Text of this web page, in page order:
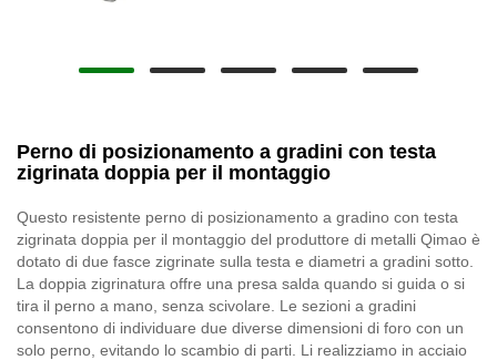
Perno di posizionamento a gradini con testa
zigrinata doppia per il montaggio
Questo resistente perno di posizionamento a gradino con testa
zigrinata doppia per il montaggio del produttore di metalli Qimao è
dotato di due fasce zigrinate sulla testa e diametri a gradini sotto.
La doppia zigrinatura offre una presa salda quando si guida o si
tira il perno a mano, senza scivolare. Le sezioni a gradini
consentono di individuare due diverse dimensioni di foro con un
solo perno, evitando lo scambio di parti. Li realizziamo in acciaio